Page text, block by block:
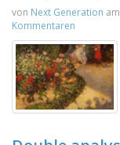
von Next Generation am
Kommentaren